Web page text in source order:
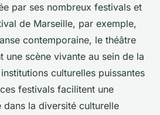
par ses nombreux festivals et
de Marseille, par exemple,
contemporaine, le théâtre
une scène vivante au sein de la
culturelles puissantes
festivals facilitent une
la diversité culturelle